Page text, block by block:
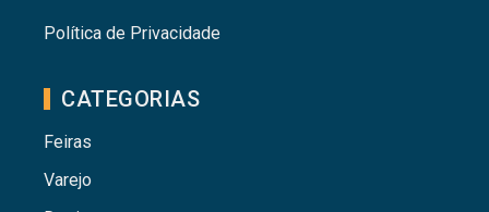
Política de Privacidade
CATEGORIAS
Feiras
Varejo